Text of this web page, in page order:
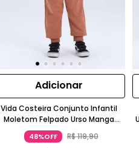
Adicionar
Vida Costeira Conjunto Infantil
Moletom Felpado Urso Manga
Longa Caramelo
48%OFF R$119,90